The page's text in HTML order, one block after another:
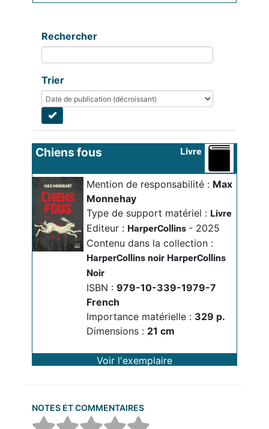
Rechercher
Trier
Chiens fous Livre
Mention de responsabilité : Max
Monnehay
Type de support matériel : Livre
Editeur : HarperCollins - 2025
Contenu dans la collection :
HarperCollins noir HarperCollins
Noir
ISBN : 979-10-339-1979-7
French
Importance matérielle : 329 p.
Dimensions : 21 cm
Voir l'exemplaire
NOTES ET COMMENTAIRES